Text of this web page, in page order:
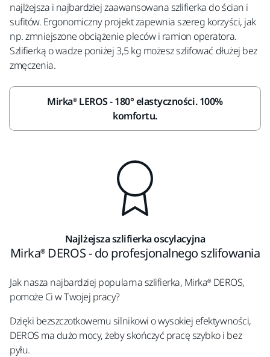
najlżejsza i najbardziej zaawansowana szlifierka do ścian i
sufitów. Ergonomiczny projekt zapewnia szereg korzyści, jak
np. zmniejszone obciążenie pleców i ramion operatora.
Szlifierką o wadze poniżej 3,5 kg możesz szlifować dłużej bez
zmęczenia.
Mirka® LEROS - 180° elastyczności. 100%
komfortu.
Najlżejsza szlifierka oscylacyjna
Mirka® DEROS - do profesjonalnego szlifowania
Jak nasza najbardziej popularna szlifierka, Mirka® DEROS,
pomoże Ci w Twojej pracy?
Dzięki bezszczotkowemu silnikowi o wysokiej efektywności,
DEROS ma dużo mocy, żeby skończyć pracę szybko i bez
pyłu.